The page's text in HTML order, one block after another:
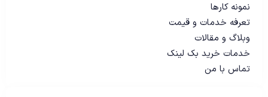
نمونه کارها
تعرفه خدمات و قیمت
وبلاگ و مقالات
خدمات خرید بک لینک
تماس با من